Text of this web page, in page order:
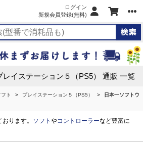
ログイン
新規会員登録(無料)
レイステーション５（PS5） 通販 一覧
ト プレイステーション５（PS5）
日本一ソフトウ
ります。 ソフト やコントローラーなど豊富に